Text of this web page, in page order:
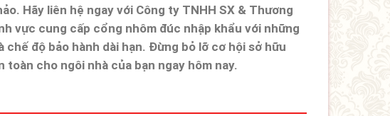
Hãy liên hệ ngay với Công ty TNHH SX & Thương
vực cung cấp cổng nhôm đúc nhập khẩu với những
độ bảo hành dài hạn. Đừng bỏ lỡ cơ hội sở hữu
cho ngôi nhà của bạn ngay hôm nay.